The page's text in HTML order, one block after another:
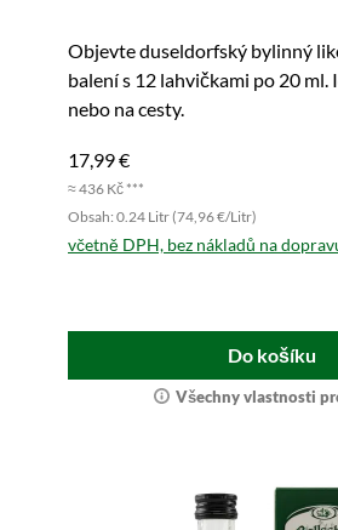
Objevte duseldorfský bylinný
balení s 12 lahvičkami po 20 ml.
nebo na cesty.
17,99 €
≈ 436 Kč ***
Obsah: 0.24 Litr (74,96 €/Litr)
včetně DPH, bez nákladů na
Do košíku
Všechny vlastnosti